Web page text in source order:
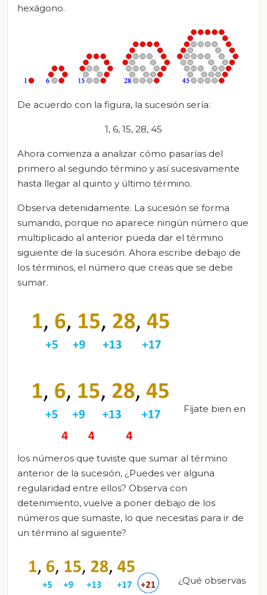
hexágono.
De acuerdo con la figura, la sucesión sería:
1, 6, 15, 28, 45
Ahora comienza a analizar cómo pasarías del
primero al segundo término y así sucesivamente
hasta llegar al quinto y último término.
Observa detenidamente. La sucesión se forma
sumando, porque no aparece ningún número que
multiplicado al anterior pueda dar el término
siguiente de la sucesión. Ahora escribe debajo de
los términos, el número que creas que se debe
sumar.
Fíjate bien en
los números que tuviste que sumar al término
anterior de la sucesión, ¿Puedes ver alguna
regularidad entre ellos? Observa con
detenimiento, vuelve a poner debajo de los
números que sumaste, lo que necesitas para ir de
un término al siguiente?
¿Qué observas